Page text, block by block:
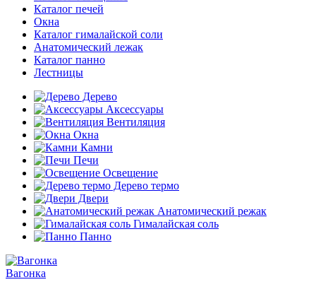
Каталог печей
Окна
Каталог гималайской соли
Анатомический лежак
Каталог панно
Лестницы
Дерево
Аксессуары
Вентиляция
Окна
Камни
Печи
Освещение
Дерево термо
Двери
Анатомический режак
Гималайская соль
Панно
Вагонка